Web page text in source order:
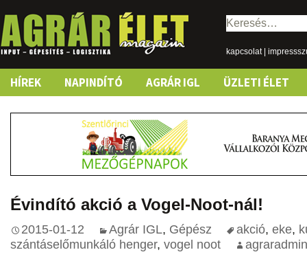
Keresés:
kapcsolat|
Skip
content
HÍREK NAPINDÍTÓ AGRÁR IGL ÜZLETI ÉLET
Évindító akció a Vogel-Noot-nál!
2015-01-12 Agrár IGL, Gépész akció, eke,
szántáselőmunkáló henger, vogel noot agraradmin